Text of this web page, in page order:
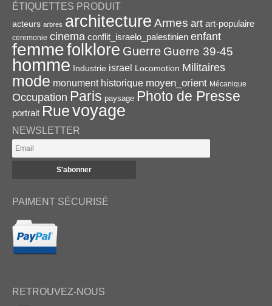
ÉTIQUETTES PRODUIT
acteurs arbres architecture Armes art art-populaire
ceremonie cinema conflit_israelo_palestinien enfant
femmefolklore Guerre Guerre 39-45
homme Industrie israel Locomotion Militaires
mode monument historique moyen_orient Mécanique
Occupation Paris paysage Photo de Presse
portrait Ruevoyage
NEWSLETTER
PAIMENT SÉCURISÉ
RETROUVEZ-NOUS